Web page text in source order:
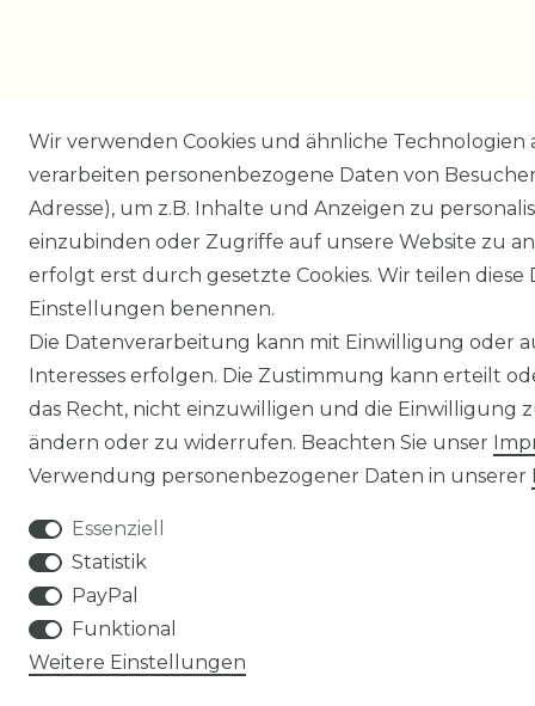
Wir verwenden Cookies und ähnliche
verarbeiten personenbezogene Daten von
Adresse), um z.B. Inhalte und Anzeigen zu
einzubinden oder Zugriffe auf unsere Website zu
erfolgt erst durch gesetzte Cookies. Wir teilen
Einstellungen benennen.
Die Datenverarbeitung kann mit Einwilligung oder
Interesses erfolgen. Die Zustimmung kann erteilt
das Recht, nicht einzuwilligen und die Einwilligung
ändern oder zu widerrufen. Beachten Sie unser
Verwendung personenbezogener Daten in unserer
Essenziell
Statistik
PayPal
Funktional
Weitere Einstellungen